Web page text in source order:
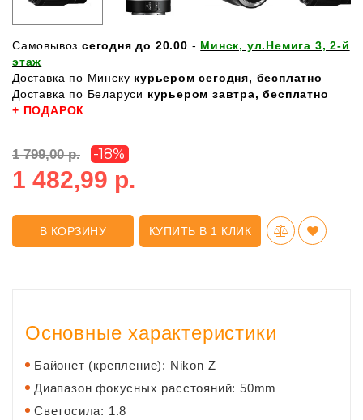
Самовывоз сегодня до 20.00 - Минск, ул.Немига 3, 2-й
этаж
Доставка по Минску курьером сегодня, бесплатно
Доставка по Беларуси курьером завтра, бесплатно
+ ПОДАРОК
1 799,00 р. -18%
1 482,99 р.
В КОРЗИНУ КУПИТЬ В 1 КЛИК
Основные характеристики
Байонет (крепление): Nikon Z
Диапазон фокусных расстояний: 50mm
Светосила: 1.8